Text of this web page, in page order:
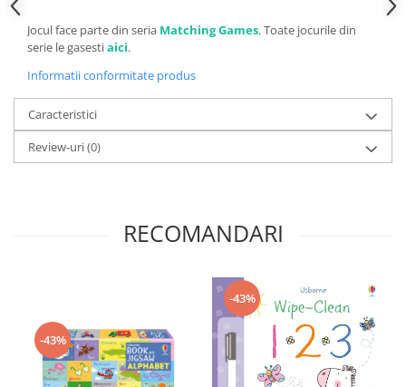
Jocul face parte din seria Matching Games. Toate jocurile din
serie le gasestiaici.
Informatii conformitate produs
Caracteristici
Review-uri(0)
RECOMANDARI
-43%
-43%